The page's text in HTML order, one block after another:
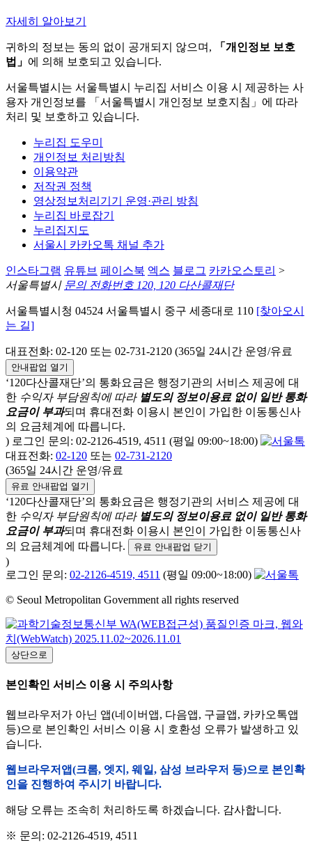
자세히 알아보기
귀하의 정보는 동의 없이 공개되지 않으며,
「개인정보 보호
법」 에 의해 보호되고 있습니다.
서울특별시는 서울특별시 누리집 서비스 이용 시 제공하는 사
용자 개인정보를 「서울특별시 개인정보 보호지침」에 따라
처리 및 보호하고 있습니다.
누리집 도우미
개인정보 처리방침
이용약관
저작권 정책
영상정보처리기기 운영·관리 방침
누리집 바로잡기
누리집지도
서울시 카카오톡 채널 추가
인스타그램 유튜브 페이스북 엑스 블로그 카카오스토리 >
서울특별시 문의 전화번호 120, 120 다산콜재단
서울특별시청 04524 서울특별시 중구 세종대로 110 [찾아오시
는 길]
대표전화: 02-120 또는 02-731-2120 (365일 24시간 운영/유료
안내팝업 열기
‘120다산콜재단’의 통화요금은 행정기관의 서비스 제공에 대
한 수익자 부담원칙에 따라 별도의 정보이용료 없이 일반 통화
요금이 부과되며 휴대전화 이용시 본인이 가입한 이동통신사
의 요금체계에 따릅니다.
) 로그인 문의: 02-2126-4519, 4511 (평일 09:00~18:00)
대표전화: 02-120 또는 02-731-2120
(365일 24시간 운영/유료
유료 안내팝업 열기
‘120다산콜재단’의 통화요금은 행정기관의 서비스 제공에 대
한 수익자 부담원칙에 따라 별도의 정보이용료 없이 일반 통화
요금이 부과되며 휴대전화 이용시 본인이 가입한 이동통신사
의 요금체계에 따릅니다.
유료 안내팝업 닫기
)
로그인 문의: 02-2126-4519, 4511 (평일 09:00~18:00)
© Seoul Metropolitan Government all rights reserved
상단으로
본인확인 서비스 이용 시 주의사항
웹브라우저가 아닌 앱(네이버앱, 다음앱, 구글앱, 카카오톡앱
등)으로 본인확인 서비스 이용 시 호환성 오류가 발생하고 있
습니다.
웹브라우저앱(크롬, 엣지, 웨일, 삼성 브라우저 등)으로 본인확
인을 진행하여 주시기 바랍니다.
해당 오류는 조속히 처리하도록 하겠습니다. 감사합니다.
※ 문의: 02-2126-4519, 4511